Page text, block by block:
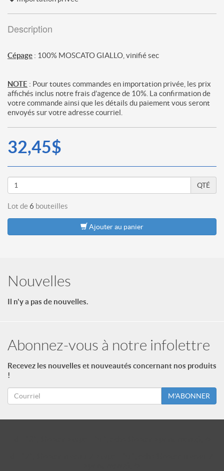
Description
Cépage : 100% MOSCATO GIALLO, vinifié sec
NOTE : Pour toutes commandes en importation privée, les prix
affichés inclus notre frais d’agence de 10%. La confirmation de
votre commande ainsi que les détails du paiement vous seront
envoyés sur votre adresse courriel.
32,45$
QTÉ
Lot de 6 bouteilles
Ajouter au panier
Nouvelles
Il n'y a pas de nouvelles.
Abonnez-vous à notre infolettre
Recevez les nouvelles et nouveautés concernant nos produits
!
M'ABONNER